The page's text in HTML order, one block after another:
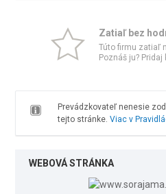
Zatiaľ bez
Túto firmu zatiaľ
Poznáš ju?
Prevádzkovateľ nenesie
tejto stránke. Viac v
WEBOVÁ STRÁNKA